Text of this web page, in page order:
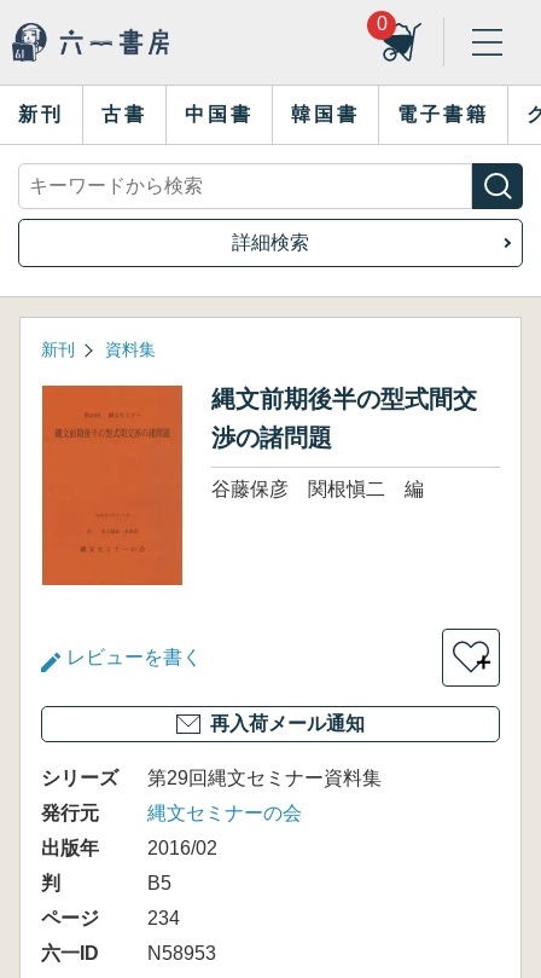
0
新刊 古書 中国書 韓国書 電子書籍
詳細検索
新刊 資料集
縄文前期後半の型式間交
渉の諸問題
谷藤保彦 関根愼二 編
レビューを書く ＋
再入荷メール通知
シリーズ
第29回縄文セミナー資料集
発行元
縄文セミナーの会
出版年
2016/02
判
B5
ページ
234
六一ID
N58953